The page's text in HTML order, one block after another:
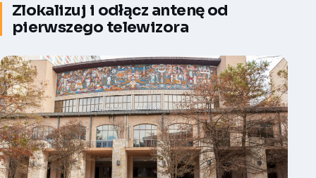
Zlokalizuj i odłącz antenę od
pierwszego telewizora